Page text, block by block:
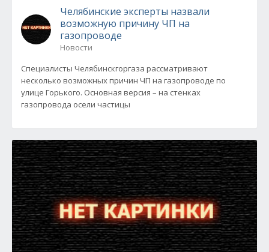
Челябинские эксперты назвали
возможную причину ЧП на
газопроводе
Новости
Специалисты Челябинскгоргаза рассматривают
несколько возможных причин ЧП на газопроводе по
улице Горького. Основная версия – на стенках
газопровода осели частицы